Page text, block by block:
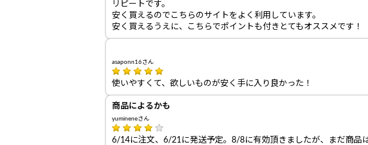
リピートです。
安く買えるのでこちらのサイトをよく利用しています。
安く買えるうえに、こちらでポイントも付きとてもオススメです！
asaponn16さん
使いやすくて、欲しいものが安く手に入り良かった！
商品によるかも
yumineneさん
6/14に注文、6/21に発送予定。8/8に有効頂きましたが、まだ商品